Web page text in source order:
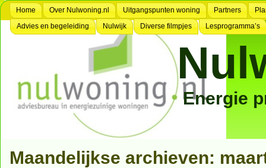
Home Over Nulwoning.nl Uitgangspunten woning Partners
Advies en begeleiding
Nulwijk Diverse filmpjes Lesprogramma’s
Energie
Maandelijkse archieven: